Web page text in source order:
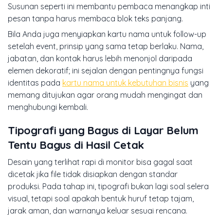
Susunan seperti ini membantu pembaca menangkap inti
pesan tanpa harus membaca blok teks panjang.
Bila Anda juga menyiapkan kartu nama untuk follow-up
setelah event, prinsip yang sama tetap berlaku. Nama,
jabatan, dan kontak harus lebih menonjol daripada
elemen dekoratif; ini sejalan dengan pentingnya fungsi
identitas pada kartu nama untuk kebutuhan bisnis yang
memang ditujukan agar orang mudah mengingat dan
menghubungi kembali.
Tipografi yang Bagus di Layar Belum
Tentu Bagus di Hasil Cetak
Desain yang terlihat rapi di monitor bisa gagal saat
dicetak jika file tidak disiapkan dengan standar
produksi. Pada tahap ini, tipografi bukan lagi soal selera
visual, tetapi soal apakah bentuk huruf tetap tajam,
jarak aman, dan warnanya keluar sesuai rencana.